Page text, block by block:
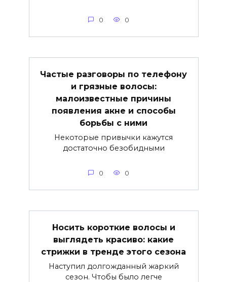
0 0
Частые разговоры по телефону
и грязные волосы:
малоизвестные причины
появления акне и способы
борьбы с ними
Некоторые привычки кажутся
достаточно безобидными
0 0
Носить короткие волосы и
выглядеть красиво: какие
стрижки в тренде этого сезона
Наступил долгожданный жаркий
сезон. Чтобы было легче